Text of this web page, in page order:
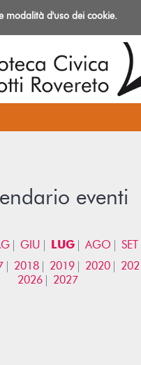
eventi
GIU LUG AGO SET
2018 2019 2020 2021
2026
2027
modalità d'uso dei cookie.